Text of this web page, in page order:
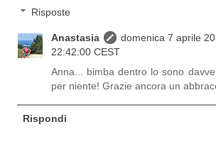
Risposte
Anastasia
domenica 7 aprile
22:42:00 CEST
Anna... bimba dentro lo sono
per niente! Grazie ancora un
Rispondi